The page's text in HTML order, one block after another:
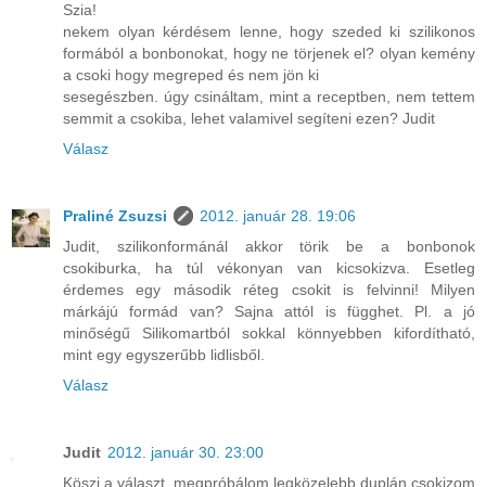
Szia!
nekem olyan kérdésem lenne, hogy szeded ki szilikonos
formából a bonbonokat, hogy ne törjenek el? olyan kemény
a csoki hogy megreped és nem jön ki
sesegészben. úgy csináltam, mint a receptben, nem tettem
semmit a csokiba, lehet valamivel segíteni ezen? Judit
Válasz
Praliné Zsuzsi
2012. január 28. 19:06
Judit, szilikonformánál akkor törik be a bonbonok
csokiburka, ha túl vékonyan van kicsokizva. Esetleg
érdemes egy második réteg csokit is felvinni! Milyen
márkájú formád van? Sajna attól is függhet. Pl. a jó
minőségű Silikomartból sokkal könnyebben kifordítható,
mint egy egyszerűbb lidlisből.
Válasz
Judit 2012. január 30. 23:00
Köszi a választ, megpróbálom legközelebb duplán csokizom